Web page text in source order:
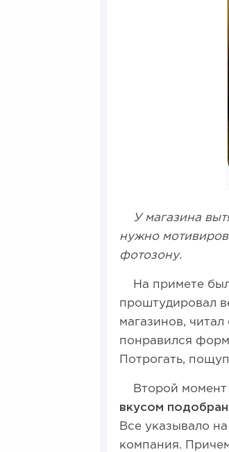
У магазина
нужно
фотозону.
На примете
проштудировал
магазинов,
понравился
Потрогать,
Второй
вкусом
Все указывало
компания.